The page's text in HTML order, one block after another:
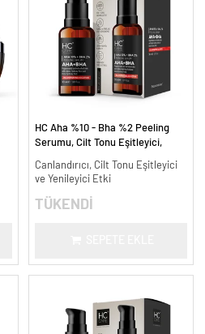
HC Aha %10 - Bha %2 Peeling
Serumu, Cilt Tonu Eşitleyici,
Canlandırıcı, Cilt Tonu Eşitleyici
ve Yenileyici Etki
TÜKENDİ